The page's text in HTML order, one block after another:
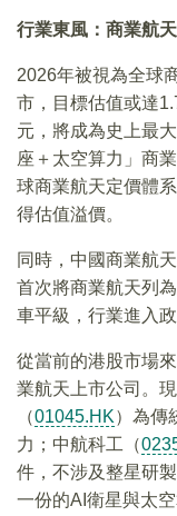
行業東風：商業航
2026年被視為全球
市，目標估值或達
元，將成為史上最
座＋太空算力」商
球商業航天定價體
得估值溢價。
同時，中國商業航
首次將商業航天列
車平級，行業進入政
從當前的港股市場
業航天上市公司。
（01045.HK）為傳
力；中航科工（
件，不涉及整星研
一份的AI衛星與太